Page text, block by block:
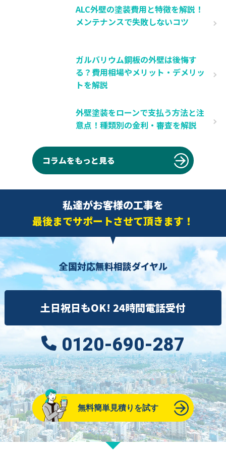
ALC外壁の塗装費用と特徴を解説！
メンテナンスで失敗しないコツ
ガルバリウム鋼板の外壁は後悔す
る？費用相場やメリット・デメリッ
トを解説
外壁塗装をローンで支払う方法と注
意点！種類別の金利・審査を解説
コラムをもっと見る
私達がお客様の工事を
最後までサポートさせて頂きます！
全国対応無料相談ダイヤル
土日祝日もOK! 24時間電話受付
0120-690-287
無料簡単見積りを試す